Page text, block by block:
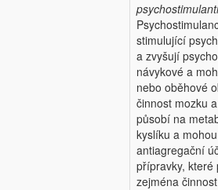
stimulující
a zvyšují
návykové a
nebo oběhové
činnost mozku
působí na
kyslíku a
antiagregační
přípravky, které
zejména